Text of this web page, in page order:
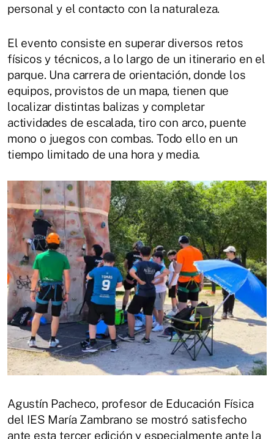
personal y el contacto con la naturaleza.
El evento consiste en superar diversos retos
físicos y técnicos, a lo largo de un itinerario en el
parque. Una carrera de orientación, donde los
equipos, provistos de un mapa, tienen que
localizar distintas balizas y completar
actividades de escalada, tiro con arco, puente
mono o juegos con combas. Todo ello en un
tiempo limitado de una hora y media.
Agustín Pacheco, profesor de Educación Física
del IES María Zambrano se mostró satisfecho
ante esta tercer edición y especialmente ante la